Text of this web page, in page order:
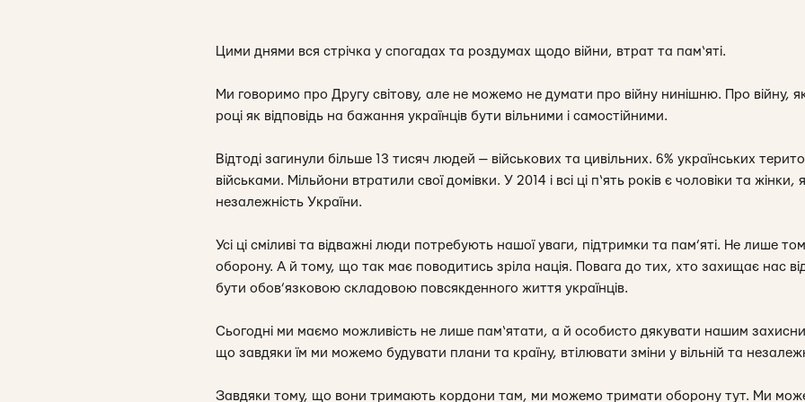
Цими днями вся стрічка у спогадах та роздумах щодо війни, втрат та пам‘яті.
Ми говоримо про Другу світову, але не можемо не думати про війну нинішню. Про війну,
році як відповідь на бажання українців бути вільними і самостійними.
Відтоді загинули більше 13 тисяч людей — військових та цивільних. 6% українських
військами. Мільйони втратили свої домівки. У 2014 і всі ці п‘ять років є чоловіки та
незалежність України.
Усі ці сміливі та відважні люди потребують нашої уваги, підтримки та пам’яті. Не лише
оборону. А й тому, що так має поводитись зріла нація. Повага до тих, хто захищає нас
бути обов’язковою складовою повсякденного життя українців.
Сьогодні ми маємо можливість не лише пам‘ятати, а й особисто дякувати нашим
що завдяки їм ми можемо будувати плани та країну, втілювати зміни у вільній та
Завдяки тому, що вони тримають кордони там, ми можемо тримати оборону тут. Ми